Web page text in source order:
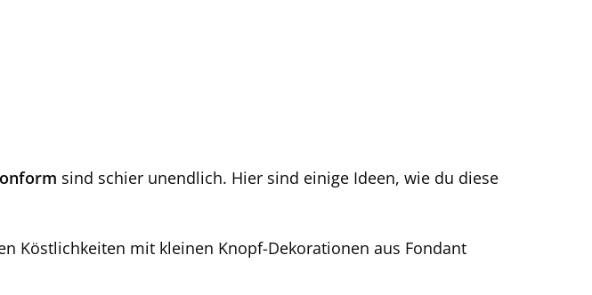
sind schier unendlich. Hier sind einige Ideen, wie du diese
Köstlichkeiten mit kleinen Knopf-Dekorationen aus Fondant